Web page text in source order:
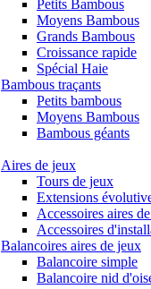
Petits Bambous
Moyens Bambous
Grands Bambous
Croissance rapide
Spécial Haie
Bambous traçants
Petits bambous
Moyens Bambous
Bambous géants
Aires de jeux
Tours de jeux
Extensions
Accessoires aires
Accessoires
Balancoires aires de jeux
Balancoire simple
Balancoire nid